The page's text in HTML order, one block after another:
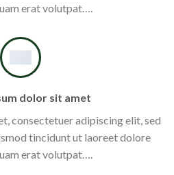
erat volutpat….
dolor sit amet
consectetuer adipiscing elit, sed
tincidunt ut laoreet dolore
erat volutpat….